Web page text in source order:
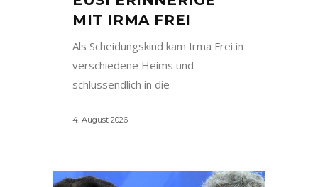
MIT IRMA FREI
Als Scheidungskind kam Irma Frei in
verschiedene Heims und
schlussendlich in die
4. August 2026